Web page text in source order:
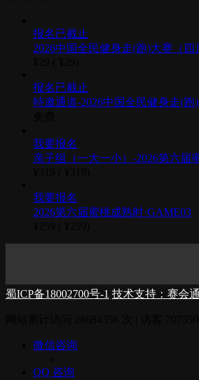
报名已截止
2026中国全民健身走(跑)大赛（
报名已截止
特邀通道-2026中国全民健身走(
我要报名
亲子组（一大一小）-2026第六届
我要报名
2026第六届蜜桃成熟时·GAME03
蜀ICP备18002700号-1 技术支持：赛会通
微信咨询
QQ 咨询